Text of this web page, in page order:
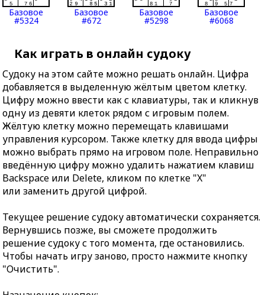
Базовое
#5324
Базовое
#672
Базовое
#5298
Базовое
#6068
Как играть в онлайн судоку
Судоку на этом сайте можно решать онлайн. Цифра
добавляется в выделенную жёлтым цветом клетку.
Цифру можно ввести как с клавиатуры, так и кликнув
одну из девяти клеток рядом с игровым полем.
Жёлтую клетку можно перемещать клавишами
управления курсором. Также клетку для ввода цифры
можно выбрать прямо на игровом поле. Неправильно
введённую цифру можно удалить нажатием клавиш
Backspace или Delete, кликом по клетке "X"
или заменить другой цифрой.
Текущее решение судоку автоматически сохраняется.
Вернувшись позже, вы сможете продолжить
решение судоку с того момента, где остановились.
Чтобы начать игру заново, просто нажмите кнопку
"Очистить".